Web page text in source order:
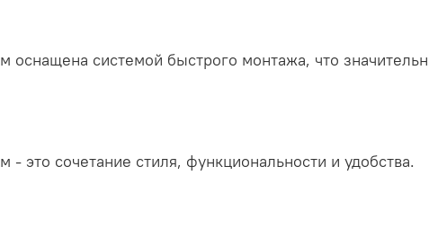
системой быстрого монтажа, что
это сочетание стиля, функциональности и удобства.